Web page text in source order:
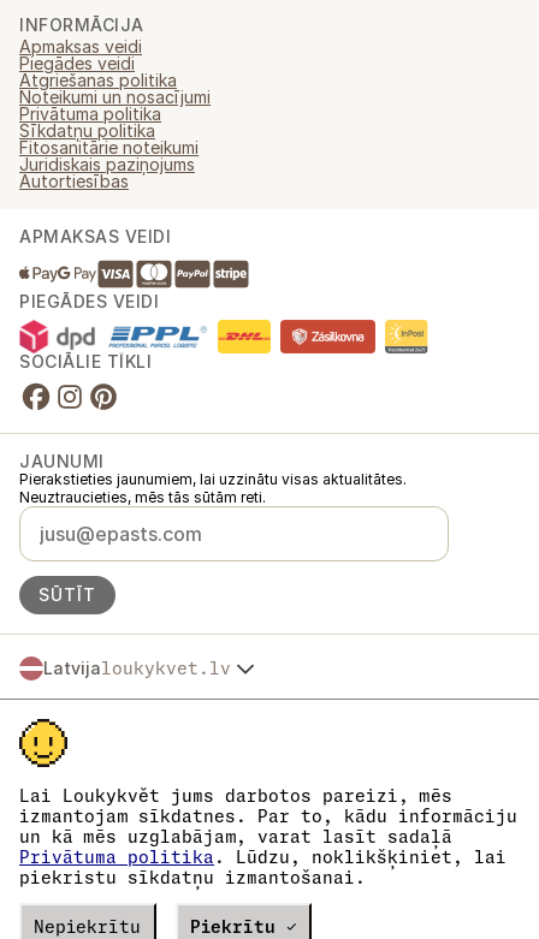
Lai Loukykvět jums darbotos pareizi, mēs
izmantojam sīkdatnes. Par to, kādu informāciju
un kā mēs uzglabājam, varat lasīt sadaļā
Privātuma politika . Lūdzu, noklikšķiniet, lai
piekristu sīkdatņu izmantošanai.
Nepiekrītu Piekrītu ✓
INFORMĀCIJA
Apmaksas veidi
Piegādes veidi
Atgriešanas politika
Noteikumi un nosacījumi
Privātuma politika
Sīkdatņu politika
Fitosanitārie noteikumi
Juridiskais paziņojums
Autortiesības
APMAKSAS VEIDI
PIEGĀDES VEIDI
SOCIĀLIE TĪKLI
JAUNUMI
Pierakstieties jaunumiem, lai uzzinātu visas aktualitātes.
Neuztraucieties, mēs tās sūtām reti.
SŪTĪT
Latvijaloukykvet.lv
Česko
Slovensko
Polska
Österreich
Deutschland
France
België
Danmark
Eesti
España
Suomi
Loukykvět s.r.o. ir reģistrēts Prāgas pilsētas tiesas Komercreģistrā, C
sadaļā, lieta 268616.
EKF00180493.
Augu pasu izsniegšanai mēs izmantojam reģistrācijas numuru 0636.
Mūsu uzņēmuma reģistrācijas numurs ir 05663687, PVN maksātāja
numurs ir CZ05663687.
Datu kastes ID ir eng827q.
EORI numurs ir CZ05663687.
Mēs esam PVN maksātāji.
Verze20302 PRODUCTION